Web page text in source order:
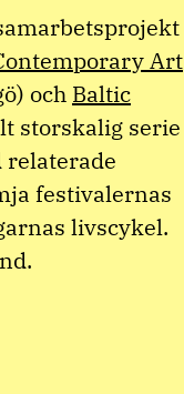
Art
och Baltic
storskalig serie
festivalernas
livscykel.